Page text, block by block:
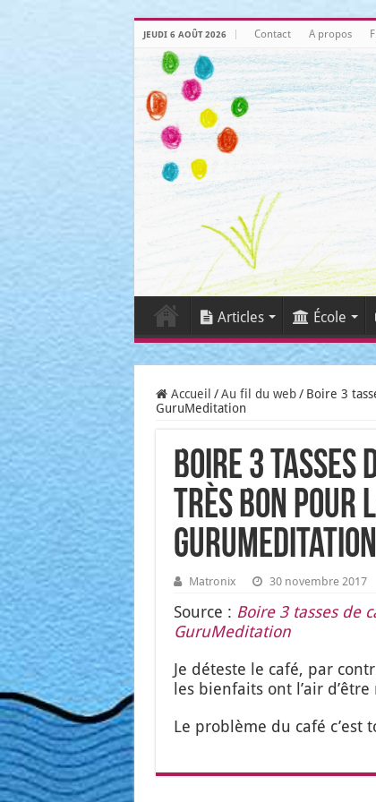
JEUDI 6 AOÛT 2026 Contact A propos
Articles École
Accueil / Au fil du web / Boire 3
GuruMeditation
Boire 3 tasses
très bon
GuruMeditation
Matronix 30 novembre 2017
Source : Boire 3 tasses de
Guru­Me­di­ta­tion
Je déteste le café, par
les bien­faits ont l’air
Le pro­blème du café c’est